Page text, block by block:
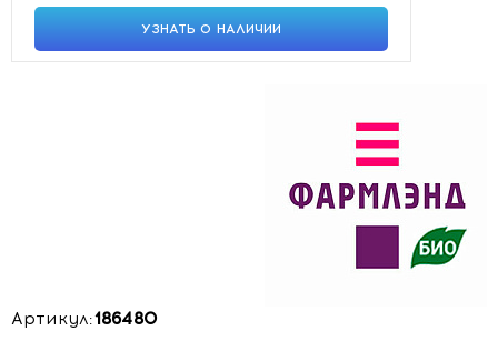
УЗНАТЬ О НАЛИЧИИ
Артикул:186480